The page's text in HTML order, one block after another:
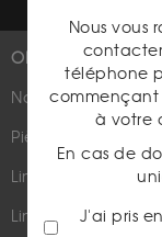
OR
Nouveautés
Pièces d'or
Lingots et lingotins
Lingot 1Kg Or
Nous vous
téléphone
commençant
à votre
En cas de
J'ai pris